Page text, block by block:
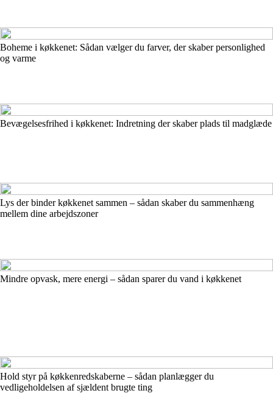
Boheme i køkkenet: Sådan vælger du farver, der skaber personlighed
og varme
Bevægelsesfrihed i køkkenet: Indretning der skaber plads til madglæde
Lys der binder køkkenet sammen – sådan skaber du sammenhæng
mellem dine arbejdszoner
Mindre opvask, mere energi – sådan sparer du vand i køkkenet
Hold styr på køkkenredskaberne – sådan planlægger du
vedligeholdelsen af sjældent brugte ting